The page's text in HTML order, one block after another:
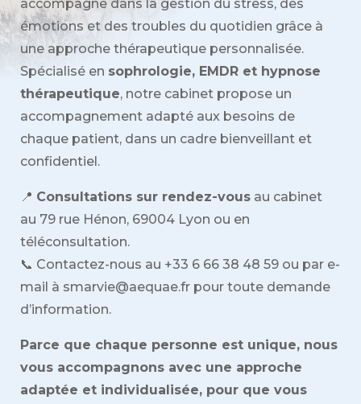
accompagne dans la gestion du stress, des
émotions et des troubles du quotidien grâce à
une approche thérapeutique personnalisée.
Spécialisé en sophrologie, EMDR et hypnose
thérapeutique, notre cabinet propose un
accompagnement adapté aux besoins de
chaque patient, dans un cadre bienveillant et
confidentiel.
📍 Consultations sur rendez-vous au cabinet
au 79 rue Hénon, 69004 Lyon ou en
téléconsultation.
📞 Contactez-nous au +33 6 66 38 48 59 ou par e-
mail à smarvie@aequae.fr pour toute demande
d’information.
Parce que chaque personne est unique, nous
vous accompagnons avec une approche
adaptée et individualisée, pour que vous